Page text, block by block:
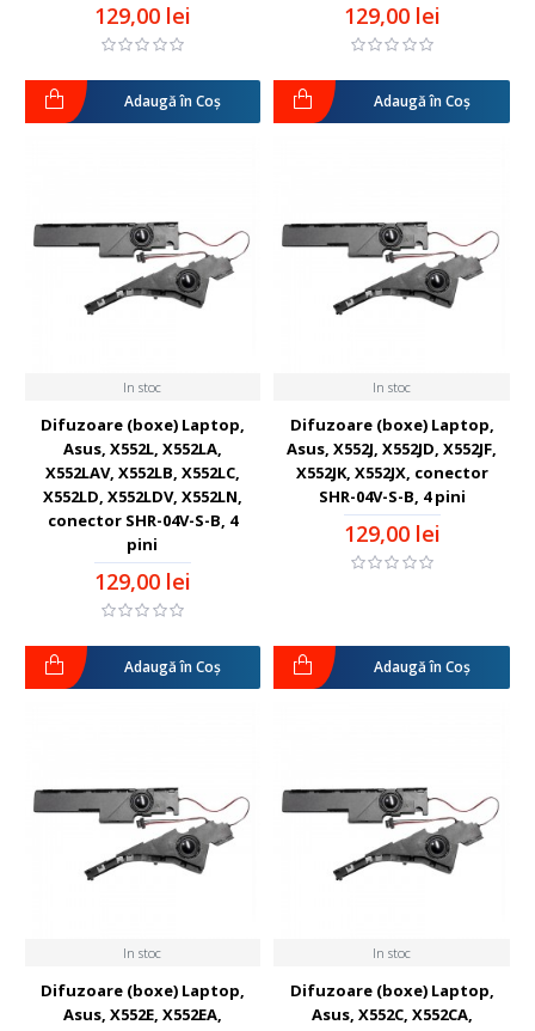
129,00 lei
Adaugă în Coş
129,00 lei
Adaugă în Coş
In stoc
Difuzoare (boxe) Laptop,
Asus, X552L, X552LA,
X552LAV, X552LB, X552LC,
X552LD, X552LDV, X552LN,
conector SHR-04V-S-B, 4
pini
129,00 lei
Adaugă în Coş
In stoc
Difuzoare (boxe) Laptop,
Asus, X552J, X552JD, X552JF,
X552JK, X552JX, conector
SHR-04V-S-B, 4 pini
129,00 lei
Adaugă în Coş
In stoc
Difuzoare (boxe) Laptop,
Asus, X552E, X552EA,
In stoc
Difuzoare (boxe) Laptop,
Asus, X552C, X552CA,